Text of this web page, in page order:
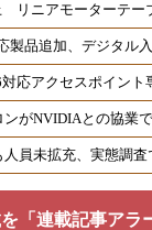
リニアモーターテー
品追加、デジタル
応アクセスポイント
がNVIDIAとの協業
員未拡充、実態調査
「連載記事アラ